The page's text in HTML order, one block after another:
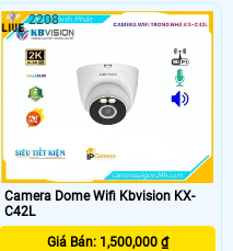
kết nối Wifi, camera này sẽ giúp bạn
dễ dàng theo dõi mọi hoạt động từ
xa thông qua điện thoại di động.
Camera Dome Wifi Kbvision KX-
C42L
Giá Bán: 1,500,000 ₫
2208